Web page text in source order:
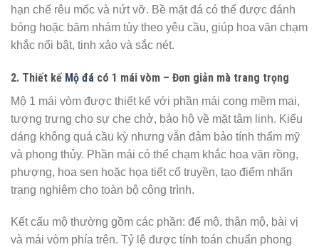
hạn chế rêu mốc và nứt vỡ. Bề mặt đá có thể được đánh
bóng hoặc băm nhám tùy theo yêu cầu, giúp hoa văn chạm
khắc nổi bật, tinh xảo và sắc nét.
2. Thiết kế Mộ đá có 1 mái vòm – Đơn giản mà trang trọng
Mộ 1 mái vòm được thiết kế với phần mái cong mềm mại,
tượng trưng cho sự che chở, bảo hộ về mặt tâm linh. Kiểu
dáng không quá cầu kỳ nhưng vẫn đảm bảo tính thẩm mỹ
và phong thủy. Phần mái có thể chạm khắc hoa văn rồng,
phượng, hoa sen hoặc họa tiết cổ truyền, tạo điểm nhấn
trang nghiêm cho toàn bộ công trình.
Kết cấu mộ thường gồm các phần: đế mộ, thân mộ, bài vị
và mái vòm phía trên. Tỷ lệ được tính toán chuẩn phong